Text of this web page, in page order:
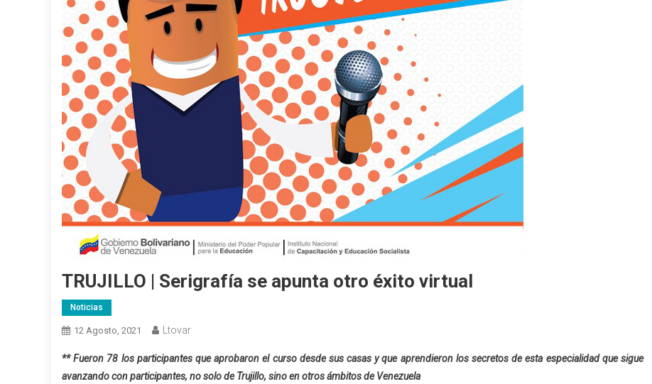
TRUJILLO | Serigrafía se apunta otro éxito virtual
Noticias
12 Agosto, 2021 Ltovar
** Fueron 78 los participantes que aprobaron el curso desde sus casas y que aprendieron los secretos de esta especialidad que sigue
avanzando con participantes, no solo de Trujillo, sino en otros ámbitos de Venezuela